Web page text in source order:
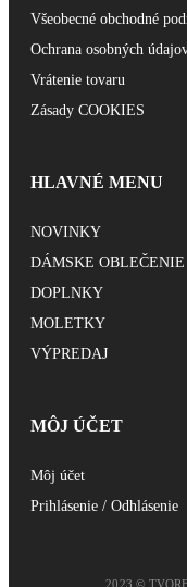
Všeobecné obchodné
Ochrana osobných
Vrátenie tovaru
Zásady COOKIES
HLAVNÉ MENU
NOVINKY
DÁMSKE OBLEČENIE
DOPLNKY
MOLETKY
VÝPREDAJ
MÔJ ÚČET
Môj účet
Prihlásenie / Odhlásenie
2023 ©